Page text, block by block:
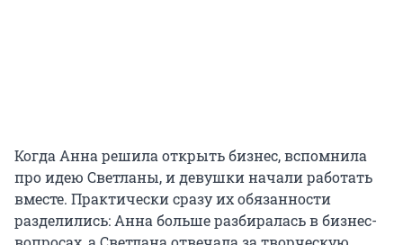
Когда Анна решила открыть бизнес, вспомнила
про идею Светланы, и девушки начали работать
вместе. Практически сразу их обязанности
разделились: Анна больше разбиралась в бизнес-